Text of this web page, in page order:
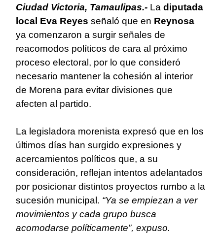
Ciudad Victoria, Tamaulipas.- La diputada
local Eva Reyes señaló que en Reynosa
ya comenzaron a surgir señales de
reacomodos políticos de cara al próximo
proceso electoral, por lo que consideró
necesario mantener la cohesión al interior
de Morena para evitar divisiones que
afecten al partido.
La legisladora morenista expresó que en los
últimos días han surgido expresiones y
acercamientos políticos que, a su
consideración, reflejan intentos adelantados
por posicionar distintos proyectos rumbo a la
sucesión municipal. “Ya se empiezan a ver
movimientos y cada grupo busca
acomodarse políticamente”, expuso.